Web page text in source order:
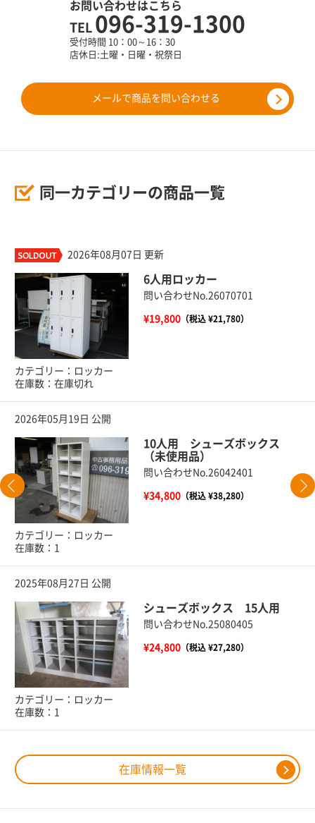
お問い合わせはこちら
TEL 096-319-1300
受付時間 10：00～16：30
店休日:土曜・日曜・祝祭日
メールで商品を問い合わせる
同一カテゴリーの商品一覧
在庫情報一覧
2026年08月07日 更新
6人用ロッカー
問い合わせNo.26070701
¥19,800（税込 ¥21,780）
カテゴリー：ロッカー
在庫数：在庫切れ
2026年05月19日 公開
10人用 シューズボックス
（未使用品）
問い合わせNo.26042401
¥34,800（税込 ¥38,280）
カテゴリー：ロッカー
在庫数：1
2025年08月27日 公開
シューズボックス 15人用
問い合わせNo.25080405
¥24,800（税込 ¥27,280）
カテゴリー：ロッカー
在庫数：1